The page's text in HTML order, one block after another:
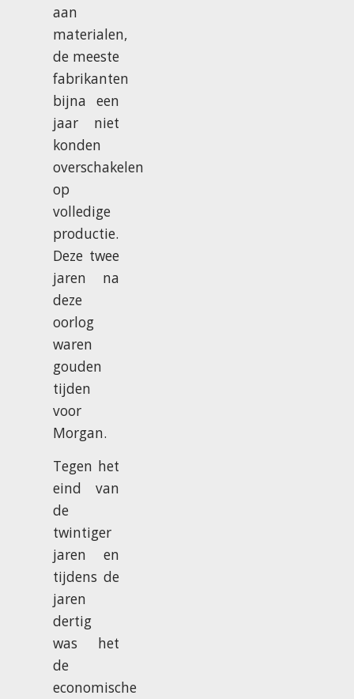
aan
materialen,
de meeste
fabrikanten
bijna een
jaar niet
konden
overschakelen
op
volledige
productie.
Deze twee
jaren na
deze
oorlog
waren
gouden
tijden
voor
Morgan.
Tegen het
eind van
de
twintiger
jaren en
tijdens de
jaren
dertig
was het
de
economische